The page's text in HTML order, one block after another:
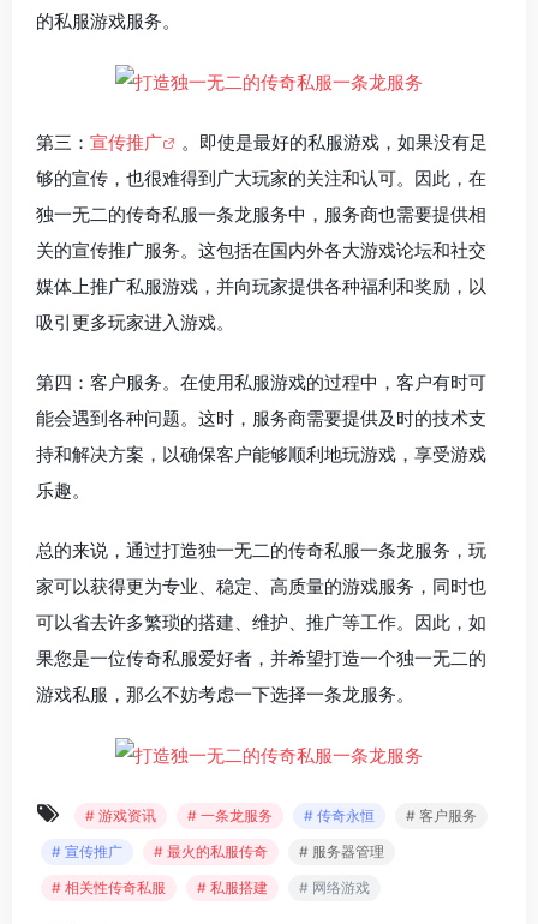
的私服游戏服务。
第三： 宣传推广
。即使是最好的私服游戏，如果没有足
够的宣传，也很难得到广大玩家的关注和认可。因此，在
独一无二的传奇私服一条龙服务中，服务商也需要提供相
关的宣传推广服务。这包括在国内外各大游戏论坛和社交
媒体上推广私服游戏，并向玩家提供各种福利和奖励，以
吸引更多玩家进入游戏。
第四：客户服务。在使用私服游戏的过程中，客户有时可
能会遇到各种问题。这时，服务商需要提供及时的技术支
持和解决方案，以确保客户能够顺利地玩游戏，享受游戏
乐趣。
总的来说，通过打造独一无二的传奇私服一条龙服务，玩
家可以获得更为专业、稳定、高质量的游戏服务，同时也
可以省去许多繁琐的搭建、维护、推广等工作。因此，如
果您是一位传奇私服爱好者，并希望打造一个独一无二的
游戏私服，那么不妨考虑一下选择一条龙服务。
# 游戏资讯 # 一条龙服务 # 传奇永恒
# 客户服务
# 宣传推广
# 最火的私服传奇
# 服务器管理
# 相关性传奇私服
# 私服搭建 # 网络游戏